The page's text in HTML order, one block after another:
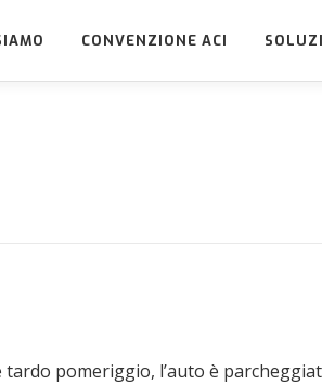
CONVENZIONE ACI
pomeriggio, l’auto è